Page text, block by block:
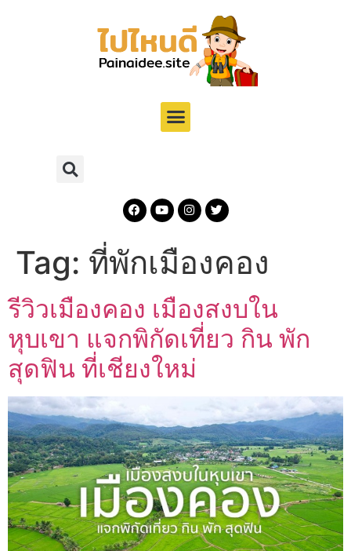
Tag: ที่พักเมืองคอง
รีวิวเมืองคอง เมืองสงบใน
หุบเขา แจกพิกัดเที่ยว กิน พัก
สุดฟิน ที่เชียงใหม่